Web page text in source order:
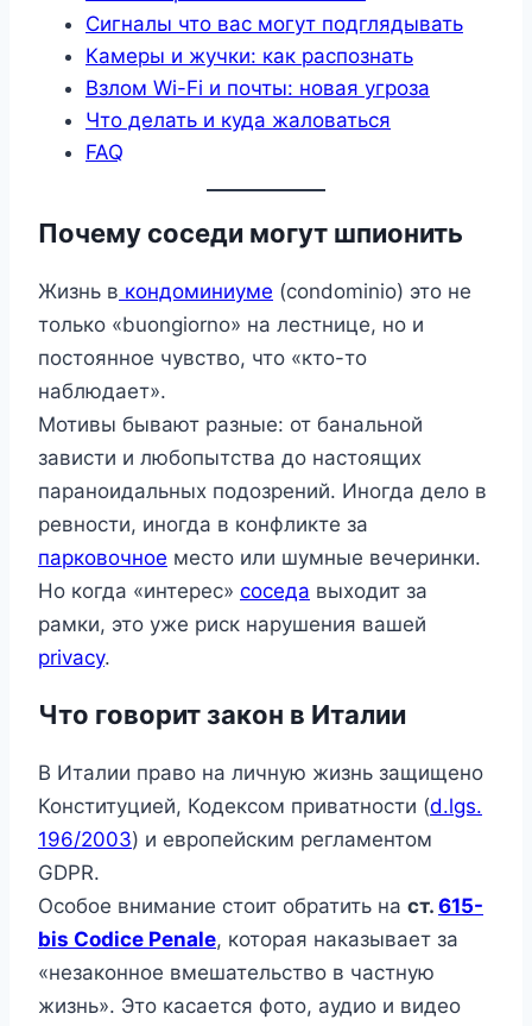
Сигналы что вас могут подглядывать
Камеры и жучки: как распознать
Взлом Wi-Fi и почты: новая угроза
Что делать и куда жаловаться
FAQ
Почему соседи могут шпионить
Жизнь в кондоминиуме (condominio) это не
только «buongiorno» на лестнице, но и
постоянное чувство, что «кто-то
наблюдает».
Мотивы бывают разные: от банальной
зависти и любопытства до настоящих
параноидальных подозрений. Иногда дело в
ревности, иногда в конфликте за
парковочное место или шумные вечеринки.
Но когда «интерес» соседа выходит за
рамки, это уже риск нарушения вашей
privacy.
Что говорит закон в Италии
В Италии право на личную жизнь защищено
Конституцией, Кодексом приватности (d.lgs.
196/2003) и европейским регламентом
GDPR.
Особое внимание стоит обратить на ст. 615-
bis Codice Penale, которая наказывает за
«незаконное вмешательство в частную
жизнь». Это касается фото, аудио и видео